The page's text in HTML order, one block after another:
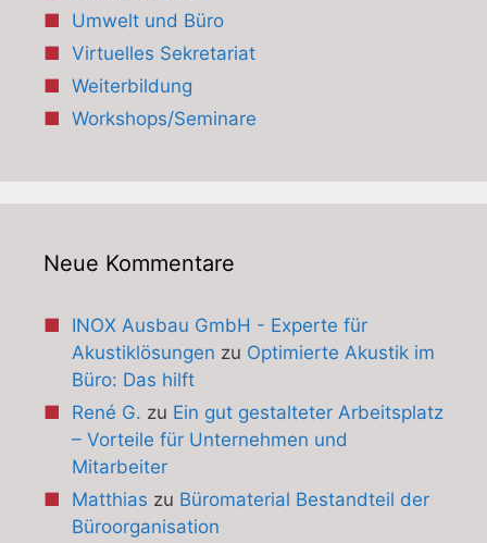
Umwelt und Büro
Virtuelles Sekretariat
Weiterbildung
Workshops/Seminare
Neue Kommentare
INOX Ausbau GmbH - Experte für
Akustiklösungen zu Optimierte Akustik im
Büro: Das hilft
René G. zu Ein gut gestalteter Arbeitsplatz
– Vorteile für Unternehmen und
Mitarbeiter
Matthias zu Büromaterial Bestandteil der
Büroorganisation